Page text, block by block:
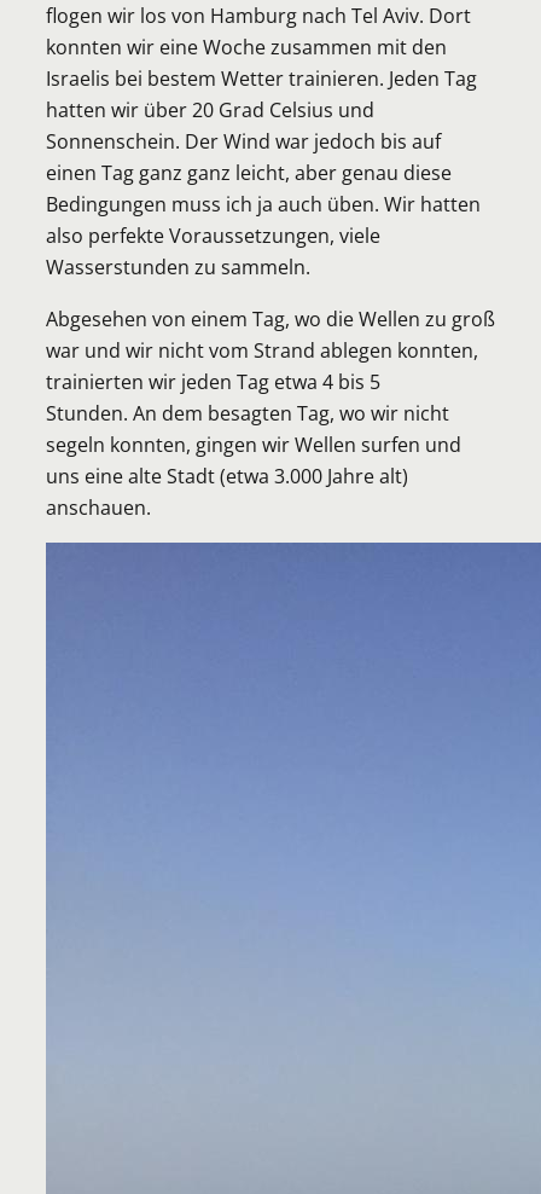
flogen wir los von Hamburg nach Tel Aviv. Dort
konnten wir eine Woche zusammen mit den
Israelis bei bestem Wetter trainieren. Jeden Tag
hatten wir über 20 Grad Celsius und
Sonnenschein. Der Wind war jedoch bis auf
einen Tag ganz ganz leicht, aber genau diese
Bedingungen muss ich ja auch üben. Wir hatten
also perfekte Voraussetzungen, viele
Wasserstunden zu sammeln.
Abgesehen von einem Tag, wo die Wellen zu groß
war und wir nicht vom Strand ablegen konnten,
trainierten wir jeden Tag etwa 4 bis 5
Stunden. An dem besagten Tag, wo wir nicht
segeln konnten, gingen wir Wellen surfen und
uns eine alte Stadt (etwa 3.000 Jahre alt)
anschauen.